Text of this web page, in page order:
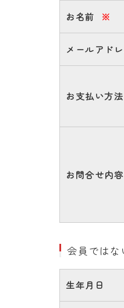
お名前 ※
メールアド
お支払い方法
お問合せ内容
会員ではな
生年月日